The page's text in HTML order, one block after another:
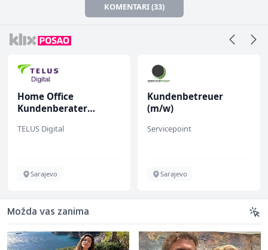
KOMENTARI (33)
Home Office
Kundenberater
TELUS Digital
Sarajevo
Kundenbetreuer
(m/w)
Servicepoint
Sarajevo
Možda vas zanima